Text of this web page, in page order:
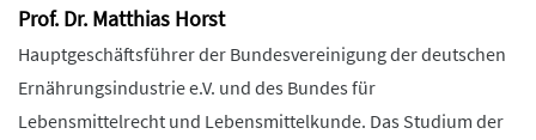
Prof. Dr. Matthias Horst
Hauptgeschäftsführer der Bundesvereinigung der deutschen
Ernährungsindustrie e.V. und des Bundes für
Lebensmittelrecht und Lebensmittelkunde. Das Studium der